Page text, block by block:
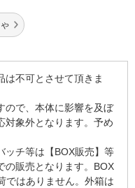
不可とさせて頂きま
ので、本体に影響を及ぼ
対象外となります。予め
チ等は【BOX販売】等
の販売となります。BOX
ではありません。外箱は